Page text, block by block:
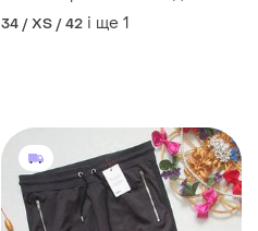
34 / XS / 42 і ще 1